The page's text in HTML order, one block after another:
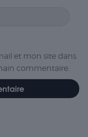
et mon site dans
commentaire.